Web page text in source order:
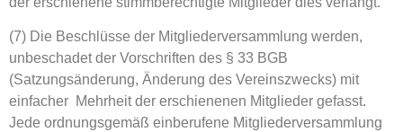
(7) Die Beschlüsse der Mitgliederversammlung werden,
unbeschadet der Vorschriften des § 33 BGB
(Satzungsänderung, Änderung des Vereinszwecks) mit
einfacher Mehrheit der erschienenen Mitglieder gefasst.
Jede ordnungsgemäß einberufene Mitgliederversammlung